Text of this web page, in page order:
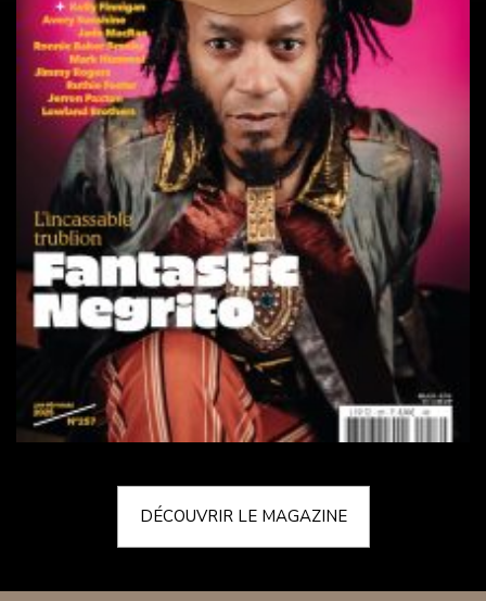
DÉCOUVRIR LE MAGAZINE